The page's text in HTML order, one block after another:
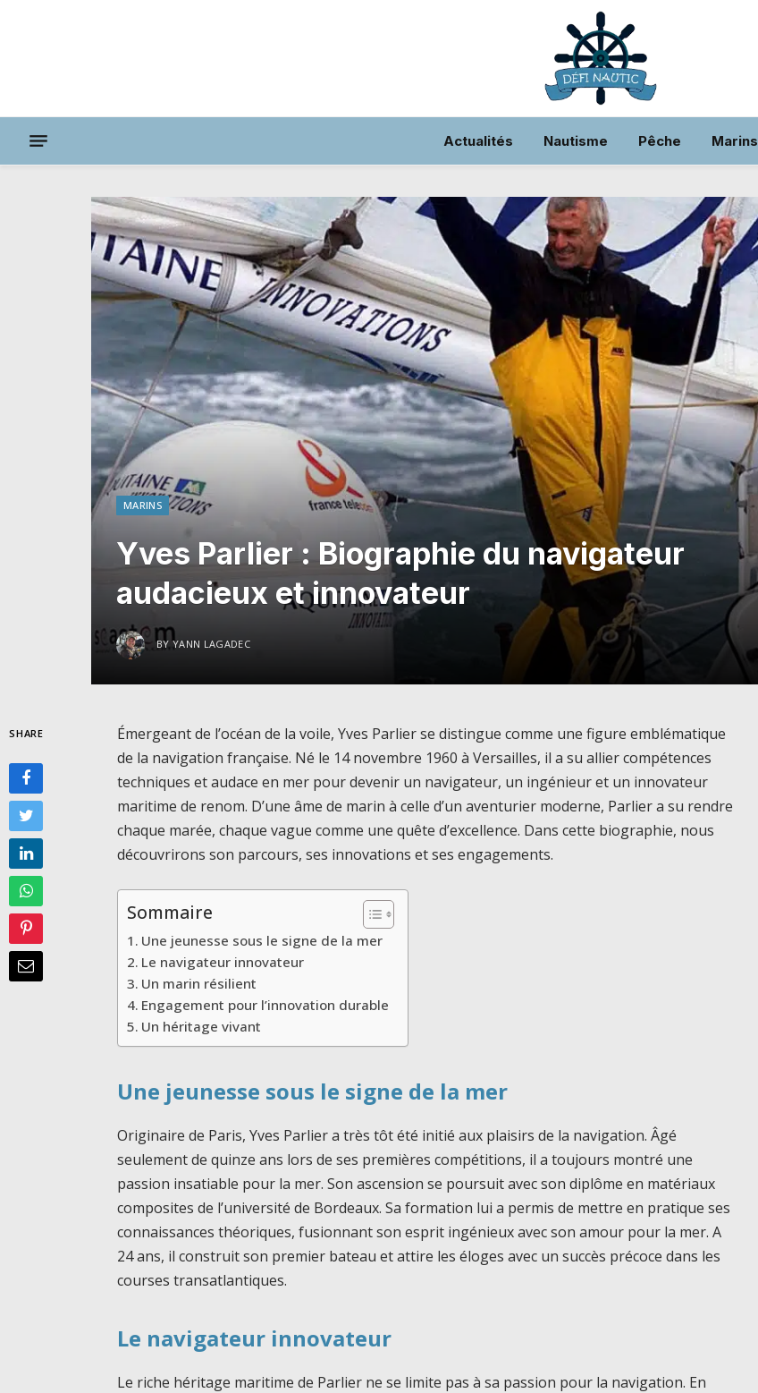
Actualités Nautisme Pêche Marins
MARINS
Yves Parlier : Biographie du navigateur
audacieux et innovateur
BY YANN LAGADEC
SHARE
Émergeant de l’océan de la voile, Yves Parlier se distingue comme une figure emblématique
de la navigation française. Né le 14 novembre 1960 à Versailles, il a su allier compétences
techniques et audace en mer pour devenir un navigateur, un ingénieur et un innovateur
maritime de renom. D’une âme de marin à celle d’un aventurier moderne, Parlier a su rendre
chaque marée, chaque vague comme une quête d’excellence. Dans cette biographie, nous
découvrirons son parcours, ses innovations et ses engagements.
Sommaire
Une jeunesse sous le signe de la mer
Le navigateur innovateur
Un marin résilient
Engagement pour l’innovation durable
Un héritage vivant
Une jeunesse sous le signe de la mer
Originaire de Paris, Yves Parlier a très tôt été initié aux plaisirs de la navigation. Âgé
seulement de quinze ans lors de ses premières compétitions, il a toujours montré une
passion insatiable pour la mer. Son ascension se poursuit avec son diplôme en matériaux
composites de l’université de Bordeaux. Sa formation lui a permis de mettre en pratique ses
connaissances théoriques, fusionnant son esprit ingénieux avec son amour pour la mer. A
24 ans, il construit son premier bateau et attire les éloges avec un succès précoce dans les
courses transatlantiques.
Le navigateur innovateur
Le riche héritage maritime de Parlier ne se limite pas à sa passion pour la navigation. En